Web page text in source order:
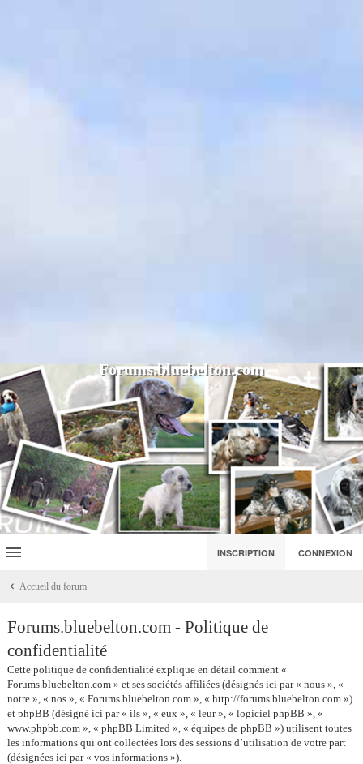
Forums.bluebelton.com
INSCRIPTION CONNEXION
Accueil du forum
Forums.bluebelton.com - Politique de
confidentialité
Cette politique de confidentialité explique en détail comment «
Forums.bluebelton.com » et ses sociétés affiliées (désignés ici par « nous », «
notre », « nos », « Forums.bluebelton.com », « http://forums.bluebelton.com »)
et phpBB (désigné ici par « ils », « eux », « leur », « logiciel phpBB », «
www.phpbb.com », « phpBB Limited », « équipes de phpBB ») utilisent toutes
les informations qui ont collectées lors des sessions d’utilisation de votre part
(désignées ici par « vos informations »).